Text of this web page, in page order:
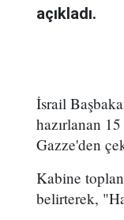
açıkladı.
İsrail
hazırlanan
Gazze'den
Kabine
belirterek,